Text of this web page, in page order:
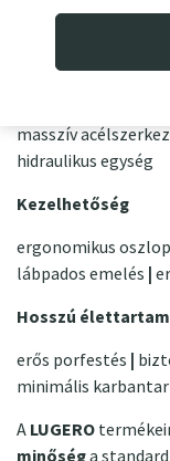
emelés egy kar
masszív
hidraulikus egység
Kezelhetőség
ergonomikus
lábpados emelés |
Hosszú élettartam
erős porfestés |
minimális
ALUGERO
minőséga